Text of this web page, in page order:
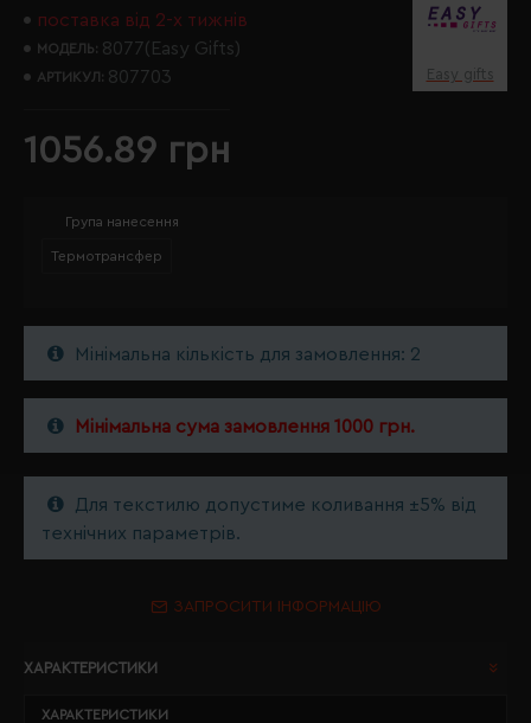
поставка від 2-х тижнів
МОДЕЛЬ: 8077(Easy Gifts)
АРТИКУЛ: 807703 Easy gifts
1056.89 грн
Група нанесення
Термотрансфер
Мінімальна кількість для замовлення: 2
Мінімальна сума замовлення 1000 грн.
Для текстилю допустиме коливання ±5% від
технічних параметрів.
ЗАПРОСИТИ ІНФОРМАЦІЮ
ХАРАКТЕРИСТИКИ
ХАРАКТЕРИСТИКИ